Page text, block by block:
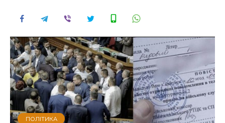
ПОЛІТИКА